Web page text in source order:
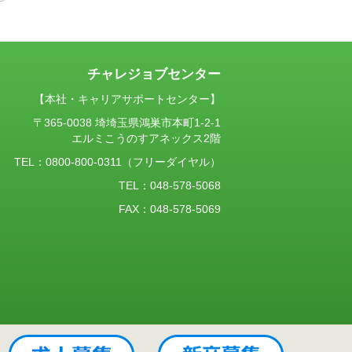
チャレジョブセンター
【本社・キャリアサポートセンター】
〒365-0038 埼埼玉県鴻巣市本町1-2-1
エルミこうのすアネックス2階
TEL： 0800-800-0311
（フリーダイヤル）
TEL：048-578-5068
FAX：048-578-5069